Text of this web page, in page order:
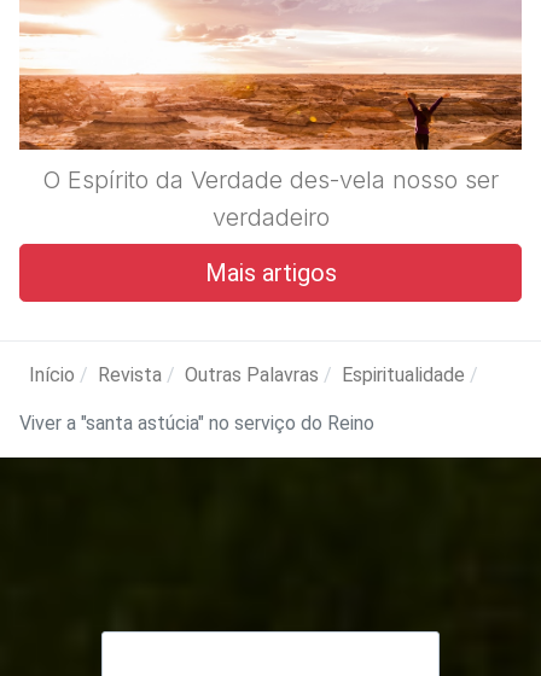
O Espírito da Verdade des-vela nosso ser
verdadeiro
Mais artigos
Início Revista Outras Palavras Espiritualidade
Viver a "santa astúcia" no serviço do Reino